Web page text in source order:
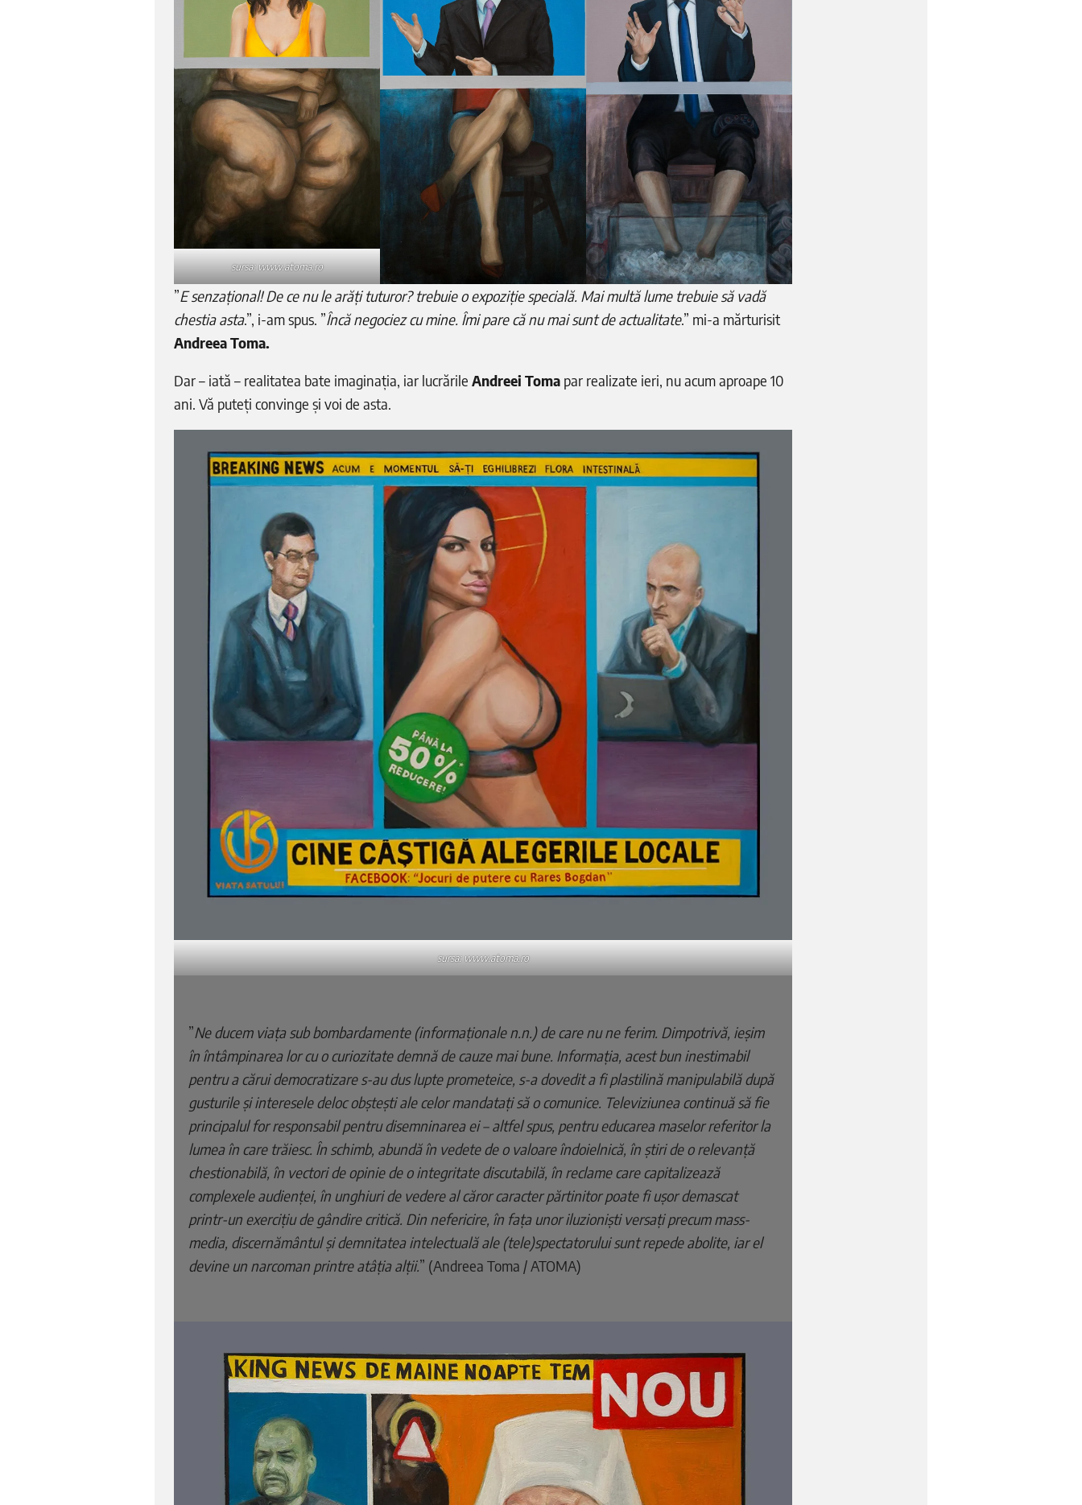
sursa: www.atoma.ro
”E senzațional! De ce nu le arăți tuturor? trebuie o expoziție specială. Mai multă lume trebuie să vadă
chestia asta.”, i-am spus. ”Încă negociez cu mine. Îmi pare că nu mai sunt de actualitate.” mi-a mărturisit
Andreea Toma.
Dar – iată – realitatea bate imaginația, iar lucrările Andreei Toma par realizate ieri, nu acum aproape 10
ani. Vă puteți convinge și voi de asta.
sursa: www.atoma.ro
”Ne ducem viața sub bombardamente (informaționale n.n.) de care nu ne ferim. Dimpotrivă, ieșim
în întâmpinarea lor cu o curiozitate demnă de cauze mai bune. Informația, acest bun inestimabil
pentru a cărui democratizare s-au dus lupte prometeice, s-a dovedit a fi plastilină manipulabilă după
gusturile și interesele deloc obștești ale celor mandatați să o comunice. Televiziunea continuă să fie
principalul for responsabil pentru disemninarea ei – altfel spus, pentru educarea maselor referitor la
lumea în care trăiesc. În schimb, abundă în vedete de o valoare îndoielnică, în știri de o relevanță
chestionabilă, în vectori de opinie de o integritate discutabilă, în reclame care capitalizează
complexele audienței, în unghiuri de vedere al căror caracter părtinitor poate fi ușor demascat
printr-un exercițiu de gândire critică. Din nefericire, în fața unor iluzioniști versați precum mass-
media, discernământul și demnitatea intelectuală ale (tele)spectatorului sunt repede abolite, iar el
devine un narcoman printre atâția alții.” (Andreea Toma / ATOMA)